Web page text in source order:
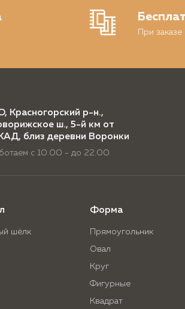
При
Красногорский р-н.,
ш., 5-й км от
близ деревни Воронки
с 10.00 - до 22.00
шёлк
Форма
Прямоугольник
Овал
Круг
Фигурные
Квадрат